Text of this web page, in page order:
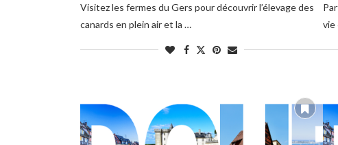
Visitez les fermes du Gers pour découvrir l’élevage des
canards en plein air et la …
vie